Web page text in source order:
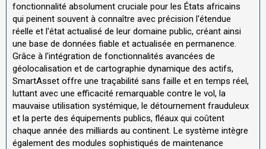
fonctionnalité absolument cruciale pour les États africains
qui peinent souvent à connaître avec précision l'étendue
réelle et l'état actualisé de leur domaine public, créant ainsi
une base de données fiable et actualisée en permanence.
Grâce à l'intégration de fonctionnalités avancées de
géolocalisation et de cartographie dynamique des actifs,
SmartAsset offre une traçabilité sans faille et en temps réel,
luttant avec une efficacité remarquable contre le vol, la
mauvaise utilisation systémique, le détournement frauduleux
et la perte des équipements publics, fléaux qui coûtent
chaque année des milliards au continent. Le système intègre
également des modules sophistiqués de maintenance